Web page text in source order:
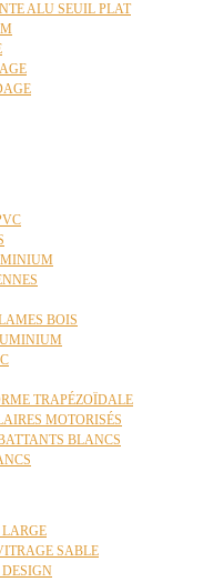
ALU SEUIL PLAT
BOIS
TRAPÉZOÏDALE
MOTORISÉS
BLANCS
LARGE
SABLE
DESIGN